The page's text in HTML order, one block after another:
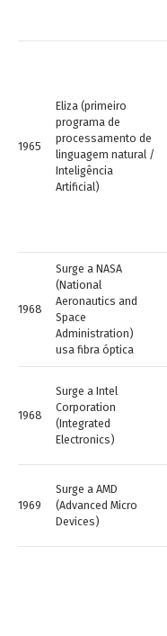
1965
Eliza (primeiro
programa de
processamento de
linguagem natural /
Inteligência
Artificial)
1968
Surge a NASA
(National
Aeronautics and
Space
Administration)
usa fibra óptica
1968
Surge a Intel
Corporation
(Integrated
Electronics)
1969
Surge a AMD
(Advanced Micro
Devices)